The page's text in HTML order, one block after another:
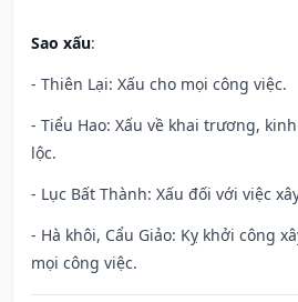
Sao xấu:
- Thiên Lại: Xấu cho mọi công việc.
- Tiểu Hao: Xấu về khai trương,
lộc.
- Lục Bất Thành: Xấu đối với việc
- Hà khôi, Cẩu Giảo: Kỵ khởi công
mọi công việc.